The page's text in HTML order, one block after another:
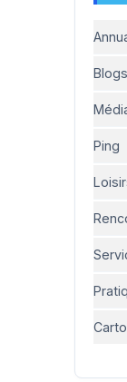
Blogs
Ping